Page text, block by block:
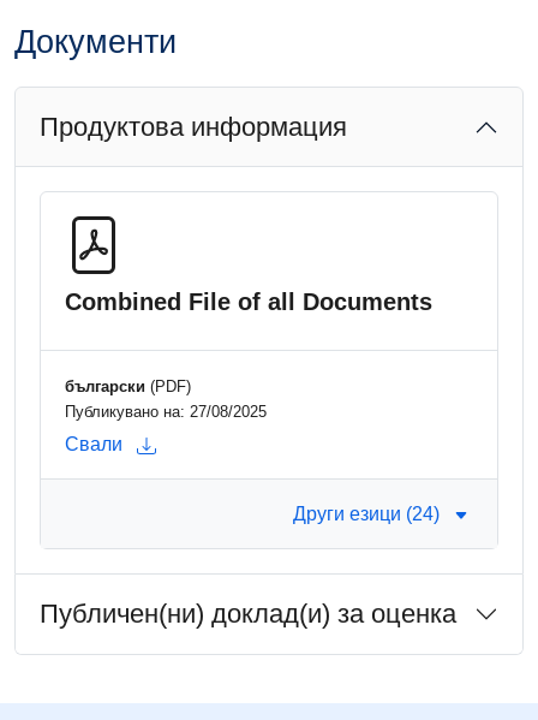
Документи
Продуктова информация
Combined File of all Documents
български (PDF)
Публикувано на: 27/08/2025
Свали
Други езици (24)
Публичен(ни) доклад(и) за оценка